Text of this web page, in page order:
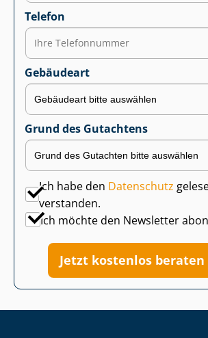
Telefon
Gebäudeart
Grund des Gutachtens
Ich habe den Datenschutz
verstanden.
Ich möchte den Newsletter
Jetzt kostenlos beraten